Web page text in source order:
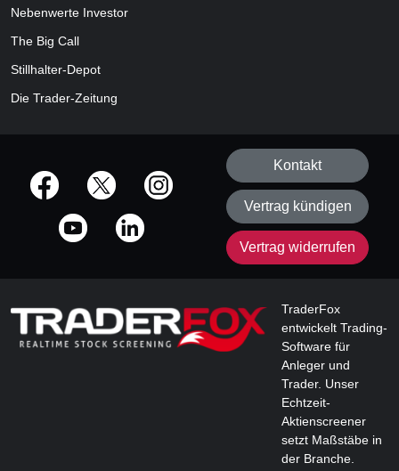
Nebenwerte Investor
The Big Call
Stillhalter-Depot
Die Trader-Zeitung
offizielle Social Media-Accounts
Kontakt
Vertrag kündigen
Vertrag widerrufen
TraderFox
entwickelt Trading-
Software für
Anleger und
Trader. Unser
Echtzeit-
Aktienscreener
setzt Maßstäbe in
der Branche.